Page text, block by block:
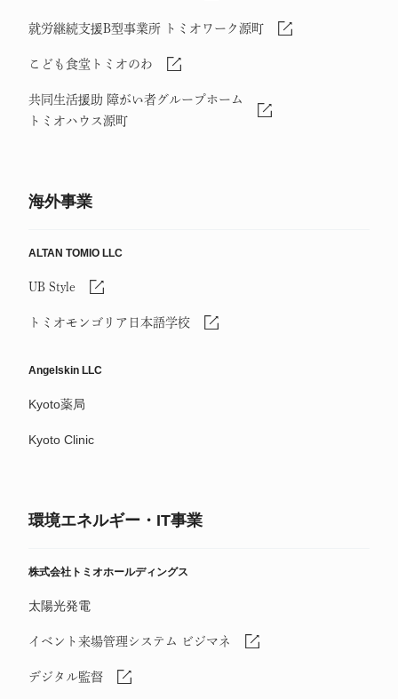
就労継続支援B型事業所 トミオワーク源町
こども食堂トミオのわ
共同生活援助 障がい者グループホーム
トミオハウス源町
海外事業
ALTAN TOMIO LLC
UB Style
トミオモンゴリア日本語学校
Angelskin LLC
Kyoto薬局
Kyoto Clinic
環境エネルギー・IT事業
株式会社トミオホールディングス
太陽光発電
イベント来場管理システム ビジマネ
デジタル監督